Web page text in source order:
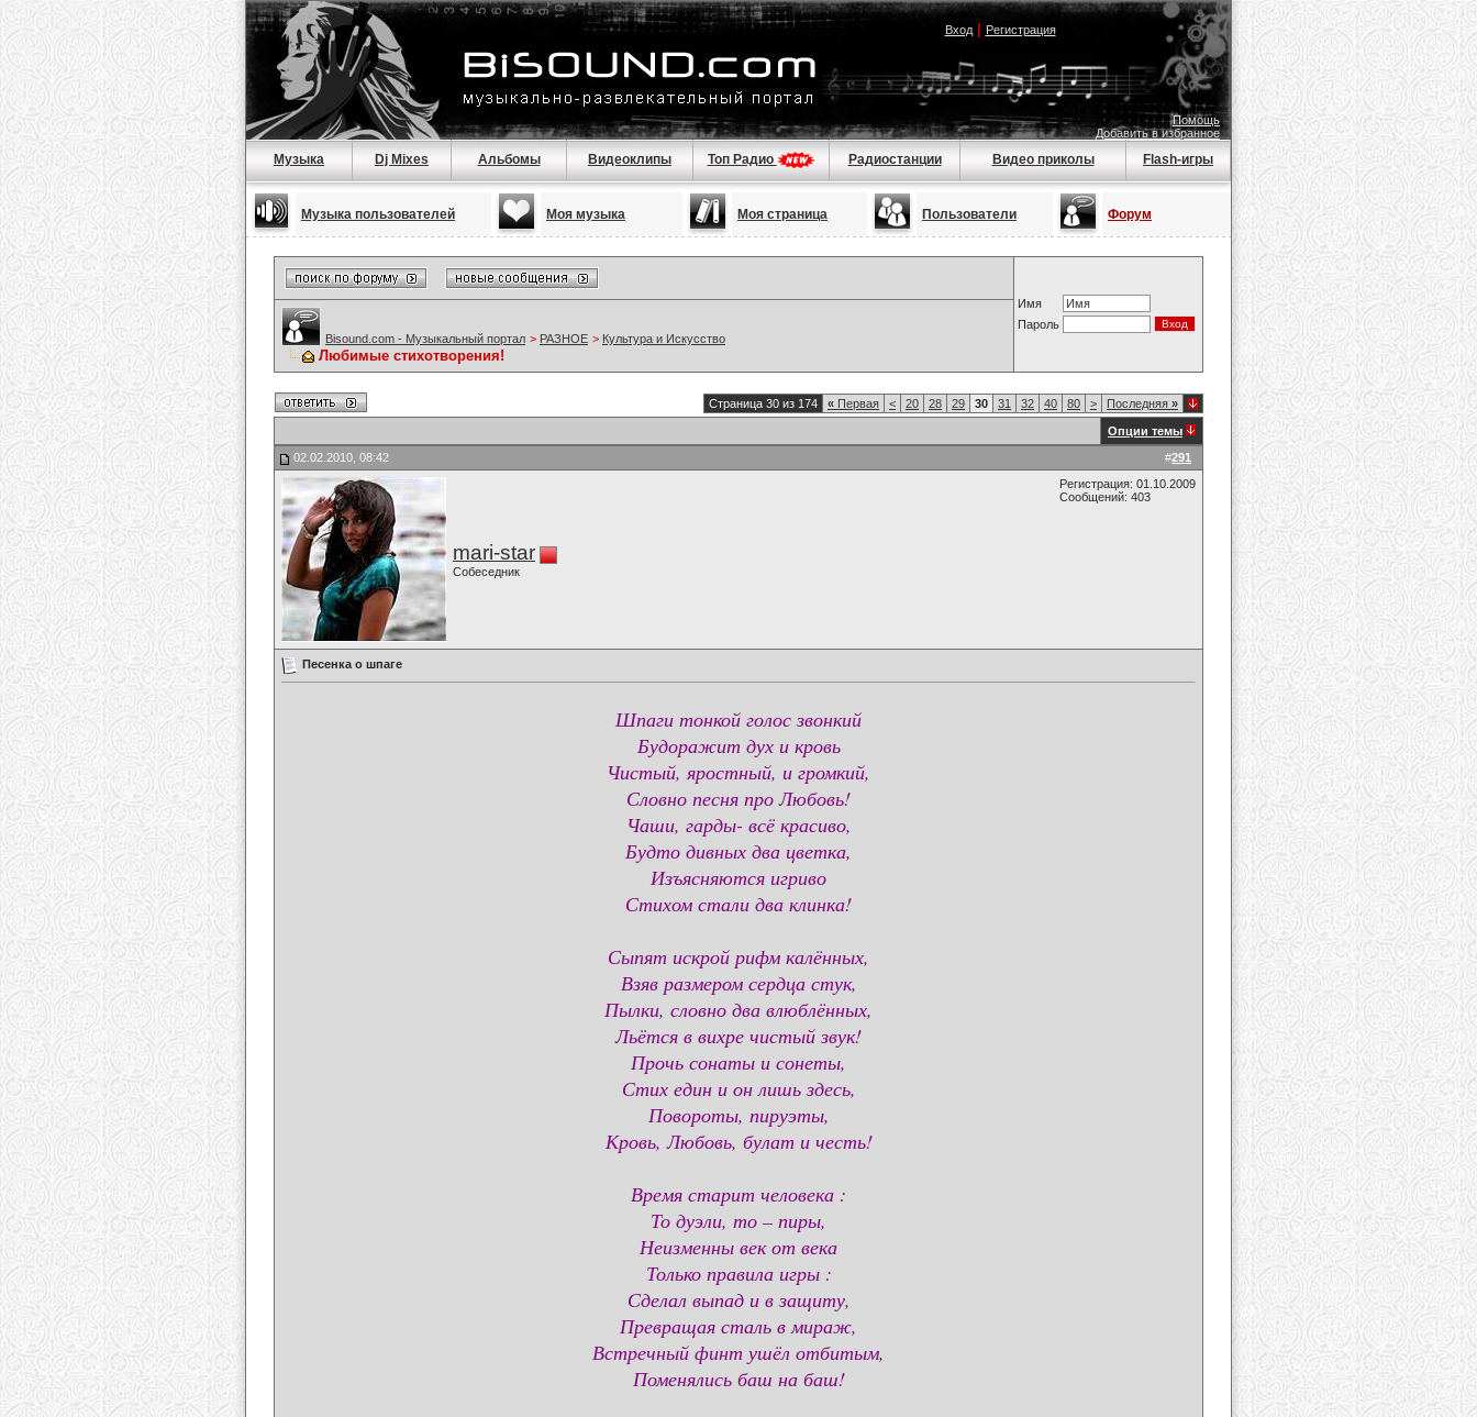
Вход| Регистрация
Помощь
Добавить в избранное
Музыка Dj Mixes Альбомы Видеоклипы Топ Радио Радиостанции Видео приколы Flash-игры
Музыка пользователей Моя музыка Моя страница Пользователи Форум
Имя
Пароль
Bisound.com - Музыкальный портал > РАЗНОЕ > Культура и Искусство
Любимые стихотворения!
Страница 30 из 174 « Первая < 20 28 29 30 31 32 40 80 > Последняя »
Опции темы
#291
02.02.2010, 08:42
mari-star
Собеседник
Регистрация: 01.10.2009
Сообщений: 403
Песенка о шпаге
Шпаги тонкой голос звонкий
Будоражит дух и кровь
Чистый, яростный, и громкий,
Словно песня про Любовь!
Чаши, гарды- всё красиво,
Будто дивных два цветка,
Изъясняются игриво
Стихом стали два клинка!
Сыпят искрой рифм калённых,
Взяв размером сердца стук,
Пылки, словно два влюблённых,
Льётся в вихре чистый звук!
Прочь сонаты и сонеты,
Стих един и он лишь здесь,
Повороты, пируэты,
Кровь, Любовь, булат и честь!
Время старит человека :
То дуэли, то – пиры,
Неизменны век от века
Только правила игры :
Сделал выпад и в защиту,
Превращая сталь в мираж,
Встречный финт ушёл отбитым,
Поменялись баш на баш!